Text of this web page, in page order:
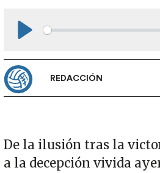
REDACCIÓN
De la ilusión tras la
a la decepción vivida